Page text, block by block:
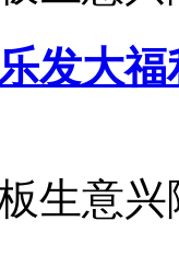
发大
生意